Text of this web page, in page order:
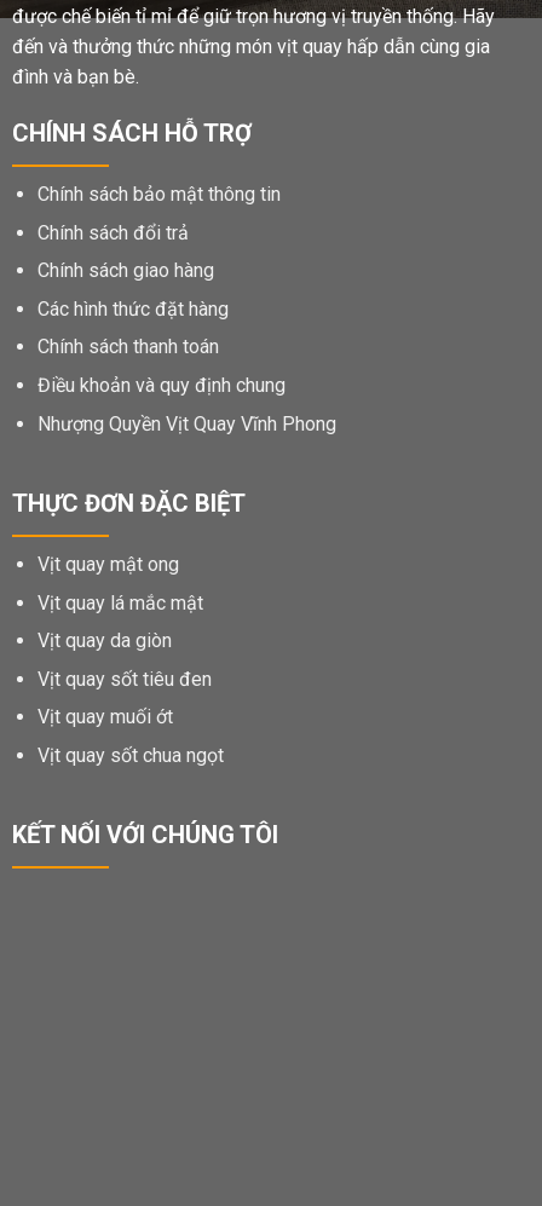
được chế biến tỉ mỉ để giữ trọn hương vị truyền thống. Hãy
đến và thưởng thức những món vịt quay hấp dẫn cùng gia
đình và bạn bè.
CHÍNH SÁCH HỖ TRỢ
Chính sách bảo mật thông tin
Chính sách đổi trả
Chính sách giao hàng
Các hình thức đặt hàng
Chính sách thanh toán
Điều khoản và quy định chung
Nhượng Quyền Vịt Quay Vĩnh Phong
THỰC ĐƠN ĐẶC BIỆT
Vịt quay mật ong
Vịt quay lá mắc mật
Vịt quay da giòn
Vịt quay sốt tiêu đen
Vịt quay muối ớt
Vịt quay sốt chua ngọt
KẾT NỐI VỚI CHÚNG TÔI